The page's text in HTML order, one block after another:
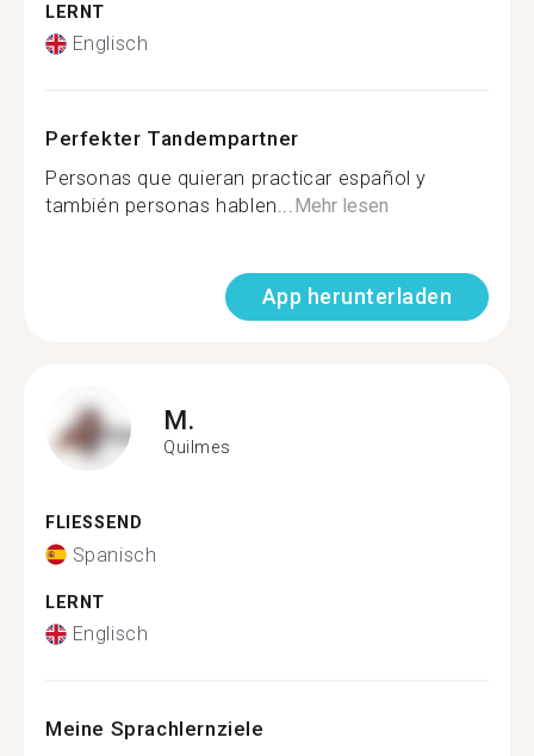
LERNT
Englisch
Perfekter Tandempartner
Personas que quieran practicar español y
también personas hablen...Mehr lesen
App herunterladen
M.
Quilmes
FLIESSEND
Spanisch
LERNT
Englisch
Meine Sprachlernziele